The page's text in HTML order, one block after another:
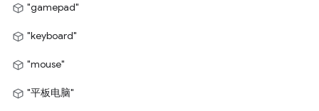
"gamepad"
"keyboard"
"mouse"
"平板电脑"